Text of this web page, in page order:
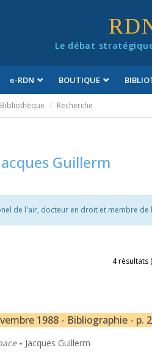
Le débat
e-RDN BOUTIQUE
Bibliothèque Recherche
Guillerm
de l'air, docteur en droit et membre
4 résultats
1988 - Bibliographie - p.
- Jacques Guillerm